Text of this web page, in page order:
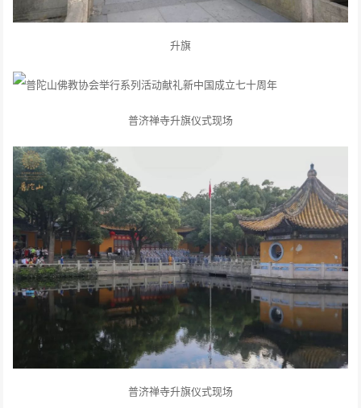
升旗
普济禅寺升旗仪式现场
普济禅寺升旗仪式现场